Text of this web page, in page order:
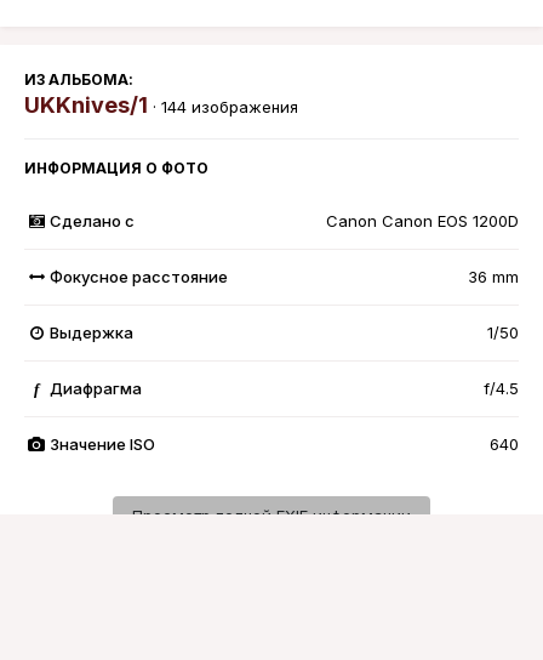
ИЗ АЛЬБОМА:
UKKnives/1 · 144 изображения
ИНФОРМАЦИЯ О ФОТО
Сделано с Canon Canon EOS 1200D
Фокусное расстояние 36 mm
Выдержка 1/50
f Диафрагма f/4.5
Значение ISO 640
Просмотр полной EXIF информации